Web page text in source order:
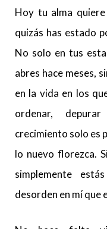
Hoy tu alma
quizás has estado
No solo en tus
abres hace meses,
en la vida en los
ordenar,
crecimiento solo es
lo nuevo florezca.
simplemente
desorden en mí que